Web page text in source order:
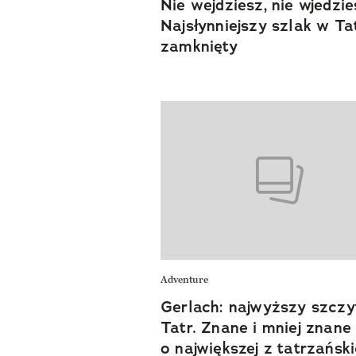
Nie wejdziesz, nie
Najsłynniejszy szlak w
zamknięty
Adventure
Gerlach: najwyższy
Tatr. Znane i mniej
o największej z